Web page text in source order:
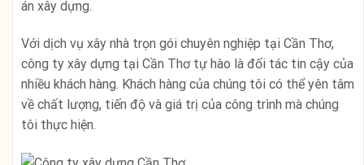
án xây dựng.
Với dịch vụ xây nhà trọn gói chuyên nghiệp tại Cần Thơ,
công ty xây dựng tại Cần Thơ tự hào là đối tác tin cậy của
nhiều khách hàng. Khách hàng của chúng tôi có thể yên tâm
về chất lượng, tiến độ và giá trị của công trình mà chúng
tôi thực hiện.